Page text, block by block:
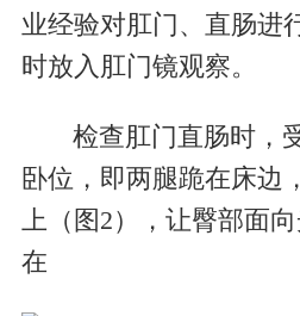
业经验对肛门、直肠进
时放入肛门镜观察。
检查肛门直肠时，
卧位，即两腿跪在床边
上（图 2），让臀部面
在